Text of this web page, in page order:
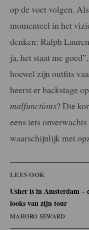
op de voet volgen.
momenteel in het
denken: Ralph
ja, het staat me
hoewel zijn outfits
heerst er backstage
malfunctions? Die
eens iets
waarschijnlijk met
LEES OOK
Usher is in Amsterdam –
looks van zijn tour
MAHORO SEWARD